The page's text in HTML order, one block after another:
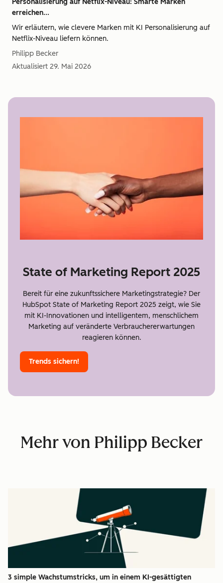
Personalisierung auf Netflix-Niveau: Smarte Marken
erreichen...
Wir erläutern, wie clevere Marken mit KI Personalisierung auf
Netflix-Niveau liefern können.
Philipp Becker
Aktualisiert 29. Mai 2026
State of Marketing Report 2025
Bereit für eine zukunftssichere Marketingstrategie? Der
HubSpot State of Marketing Report 2025 zeigt, wie Sie
mit KI-Innovationen und intelligentem, menschlichem
Marketing auf veränderte Verbrauchererwartungen
reagieren können.
Trends sichern!
Mehr von Philipp Becker
3 simple Wachstumstricks, um in einem KI-gesättigten